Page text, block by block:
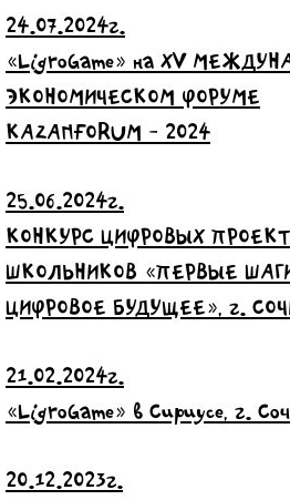
24.07.2024г.
«LigroGame» на ХV
ЭКОНОМИЧЕСКОМ ФОРУМЕ
KAZANFORUM - 2024
25.06.2024г.
КОНКУРС ЦИФРОВЫХ
ШКОЛЬНИКОВ «ПЕРВЫЕ
ЦИФРОВОЕ БУДУЩЕЕ», г.
21.02.2024г.
«LigroGame» в Сириусе, г.
20.12.2023г.